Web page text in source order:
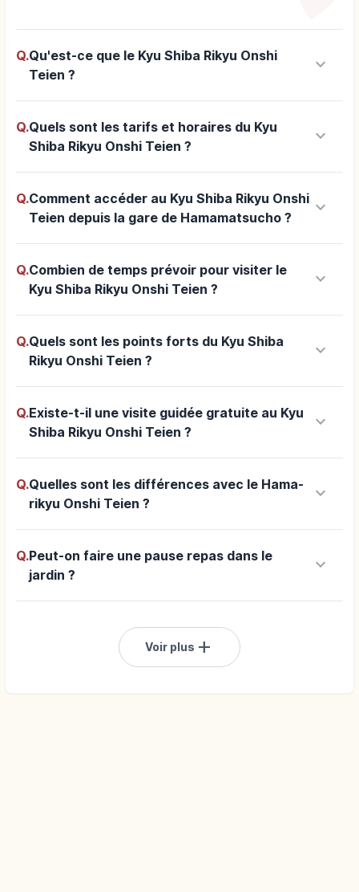
Q.Qu'est-ce que le Kyu Shiba Rikyu Onshi
Teien ?
keyboard_arrow_down
Q.Quels sont les tarifs et horaires du Kyu
Shiba Rikyu Onshi Teien ?
keyboard_arrow_down
Q.Comment accéder au Kyu Shiba Rikyu Onshi
Teien depuis la gare de Hamamatsucho ?
keyboard_arrow_down
Q.Combien de temps prévoir pour visiter le
Kyu Shiba Rikyu Onshi Teien ?
keyboard_arrow_down
Q.Quels sont les points forts du Kyu Shiba
Rikyu Onshi Teien ?
keyboard_arrow_down
Q.Existe-t-il une visite guidée gratuite au Kyu
Shiba Rikyu Onshi Teien ?
keyboard_arrow_down
Q.Quelles sont les différences avec le Hama-
rikyu Onshi Teien ?
keyboard_arrow_down
Q.Peut-on faire une pause repas dans le
jardin ?
keyboard_arrow_down
Voir plus add